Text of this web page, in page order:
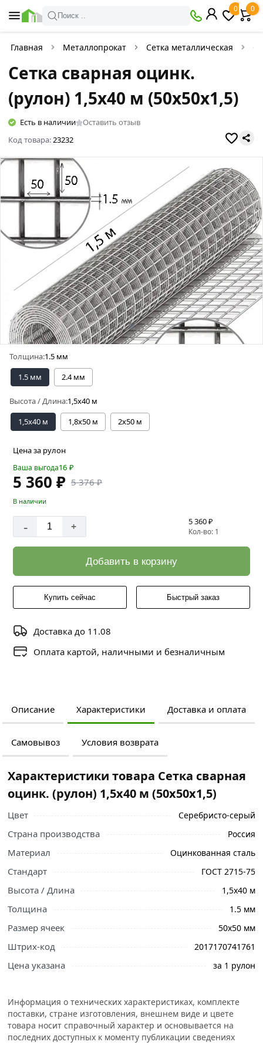
Поиск ..
0 0
Главная Металлопрокат Сетка металлическая
Сетка сварная оцинк.
(рулон) 1,5х40 м (50х50х1,5)
Есть в наличии
Оставить отзыв
Код товара:23232
Толщина:1.5 мм
1.5 мм
2.4 мм
Высота / Длина:1,5х40 м
1,5х40 м
1,8х50 м 2х50 м
Цена за рулон
Ваша выгода16 ₽
5 360 ₽ 5 376 ₽
В наличии
- + 5 360 ₽
Кол-во: 1
Добавить в корзину
Купить сейчас Быстрый заказ
Доставка до 11.08
Оплата картой, наличными и безналичным
Описание Характеристики Доставка и оплата
Самовывоз Условия возврата
описанием и отзывами о товаре, чтобы сделать
правильный выбор и заказать онлайн. Наши
профессиональные менеджеры обработают заказ и
свяжутся с Вами для согласования условий доставки
Характеристики товара Сетка сварная
оцинк. (рулон) 1,5х40 м (50х50х1,5)
Цвет Серебристо-серый
Страна производства Россия
Материал Оцинкованная сталь
Стандарт ГОСТ 2715-75
Высота / Длина 1,5х40 м
Толщина 1.5 мм
Размер ячеек 50х50 мм
Штрих-код 2017170741761
Цена указана за 1 рулон
Информация о технических характеристиках, комплекте
поставки, стране изготовления, внешнем виде и цвете
товара носит справочный характер и основывается на
последних доступных к моменту публикации сведениях